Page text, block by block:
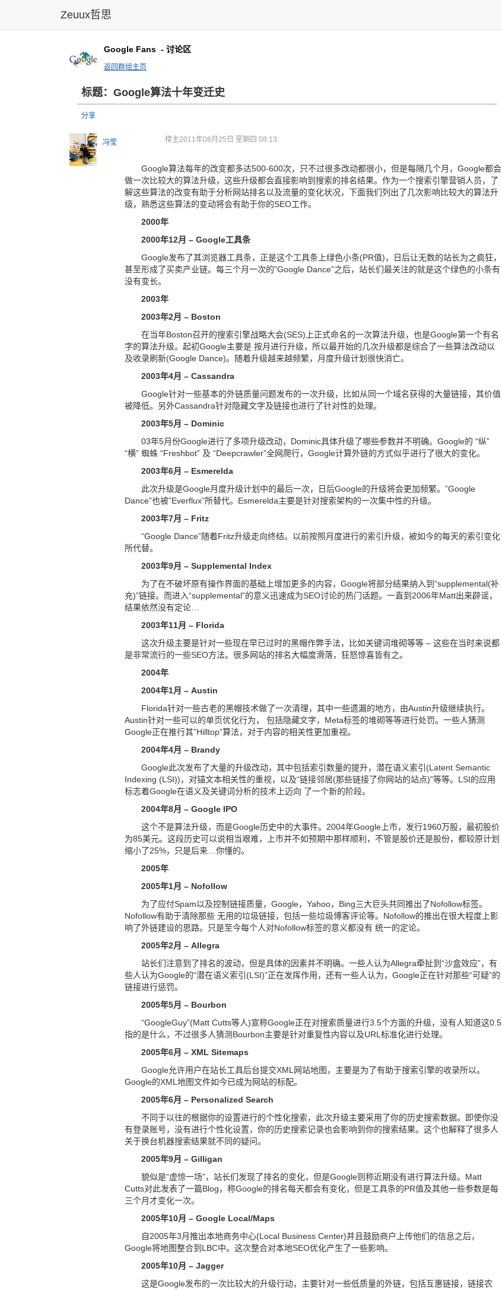
Zeuux哲思
Google Fans - 讨论区
返回群组主页
标题：Google算法十年变迁史
分享
冯莹 楼主2011年08月25日 星期四 08:13
Google算法每年的改变都多达500-600次，只不过很多改动都很小，但是每隔几个月，Google都会
做一次比较大的算法升级，这些升级都会直接影响到搜索的排名结果。作为一个搜索引擎营销人员，了
解这些算法的改变有助于分析网站排名以及流量的变化状况，下面我们列出了几次影响比较大的算法升
级，熟悉这些算法的变动将会有助于你的SEO工作。
2000年
2000年12月 – Google工具条
Google发布了其浏览器工具条，正是这个工具条上绿色小条(PR值)，日后让无数的站长为之疯狂，
甚至形成了买卖产业链。每三个月一次的”Google Dance”之后，站长们最关注的就是这个绿色的小条有
没有变长。
2003年
2003年2月 – Boston
在当年Boston召开的搜索引擎战略大会(SES)上正式命名的一次算法升级，也是Google第一个有名
字的算法升级。起初Google主要是 按月进行升级，所以最开始的几次升级都是综合了一些算法改动以
及收录刷新(Google Dance)。随着升级越来越频繁，月度升级计划很快消亡。
2003年4月 – Cassandra
Google针对一些基本的外链质量问题发布的一次升级，比如从同一个域名获得的大量链接，其价值
被降低。另外Cassandra针对隐藏文字及链接也进行了针对性的处理。
2003年5月 – Dominic
03年5月份Google进行了多项升级改动，Dominic具体升级了哪些参数并不明确。Google的 “纵”
“横” 蜘蛛 “Freshbot” 及 “Deepcrawler”全网爬行，Google计算外链的方式似乎进行了很大的变化。
2003年6月 – Esmerelda
此次升级是Google月度升级计划中的最后一次，日后Google的升级将会更加频繁。”Google
Dance”也被”Everflux”所替代。Esmerelda主要是针对搜索架构的一次集中性的升级。
2003年7月 – Fritz
“Google Dance”随着Fritz升级走向终结。以前按照月度进行的索引升级，被如今的每天的索引变化
所代替。
2003年9月 – Supplemental Index
为了在不破坏原有操作界面的基础上增加更多的内容，Google将部分结果纳入到“supplemental(补
充)”链接。而进入“supplemental”的意义迅速成为SEO讨论的热门话题。一直到2006年Matt出来辟谣，
结果依然没有定论…
2003年11月 – Florida
这次升级主要是针对一些现在早已过时的黑帽作弊手法，比如关键词堆砌等等 – 这些在当时来说都
是非常流行的一些SEO方法。很多网站的排名大幅度滑落，狂怒惊喜皆有之。
2004年
2004年1月 – Austin
Florida针对一些古老的黑帽技术做了一次清理，其中一些遗漏的地方，由Austin升级继续执行。
Austin针对一些可以的单页优化行为， 包括隐藏文字，Meta标签的堆砌等等进行处罚。一些人猜测
Google正在推行其”Hilltop”算法，对于内容的相关性更加重视。
2004年4月 – Brandy
Google此次发布了大量的升级改动，其中包括索引数量的提升，潜在语义索引(Latent Semantic
Indexing (LSI))，对锚文本相关性的重视，以及“链接邻居(那些链接了你网站的站点)”等等。LSI的应用
标志着Google在语义及关键词分析的技术上迈向 了一个新的阶段。
2004年8月 – Google IPO
这个不是算法升级，而是Google历史中的大事件。2004年Google上市，发行1960万股，最初股价
为85美元。这段历史可以说相当艰难，上市并不如预期中那样顺利，不管是股价还是股份，都较原计划
缩小了25%，只是后来…你懂的。
2005年
2005年1月 – Nofollow
为了应付Spam以及控制链接质量，Google，Yahoo，Bing三大巨头共同推出了Nofollow标签。
Nofollow有助于清除那些 无用的垃圾链接，包括一些垃圾博客评论等。Nofollow的推出在很大程度上影
响了外链建设的思路。只是至今每个人对Nofollow标签的意义都没有 统一的定论。
2005年2月 – Allegra
站长们注意到了排名的波动，但是具体的因素并不明确。一些人认为Allegra牵扯到“沙盒效应”，有
些人认为Google的“潜在语义索引(LSI)”正在发挥作用，还有一些人认为，Google正在针对那些“可疑”的
链接进行惩罚。
2005年5月 – Bourbon
“GoogleGuy”(Matt Cutts等人)宣称Google正在对搜索质量进行3.5个方面的升级，没有人知道这0.5
指的是什么，不过很多人猜测Bourbon主要是针对重复性内容以及URL标准化进行处理。
2005年6月 – XML Sitemaps
Google允许用户在站长工具后台提交XML网站地图，主要是为了有助于搜索引擎的收录所以。
Google的XML地图文件如今已成为网站的标配。
2005年6月 – Personalized Search
不同于以往的根据你的设置进行的个性化搜索，此次升级主要采用了你的历史搜索数据。即使你没
有登录账号，没有进行个性化设置，你的历史搜索记录也会影响到你的搜索结果。这个也解释了很多人
关于换台机器搜索结果就不同的疑问。
2005年9月 – Gilligan
貌似是“虚惊一场”，站长们发现了排名的变化，但是Google则称近期没有进行算法升级。Matt
Cutts对此发表了一篇Blog，称Google的排名每天都会有变化，但是工具条的PR值及其他一些参数是每
三个月才变化一次。
2005年10月 – Google Local/Maps
自2005年3月推出本地商务中心(Local Business Center)并且鼓励商户上传他们的信息之后，
Google将地图整合到LBC中。这次整合对本地SEO优化产生了一些影响。
2005年10月 – Jagger
这是Google发布的一次比较大的升级行动，主要针对一些低质量的外链，包括互惠链接，链接农